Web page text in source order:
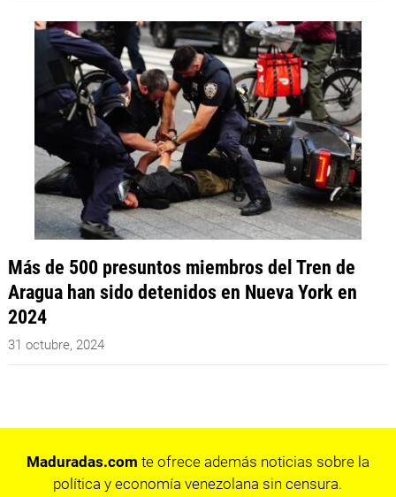
Más de 500 presuntos miembros del Tren de
Aragua han sido detenidos en Nueva York en
2024
31 octubre, 2024
Maduradas.com te ofrece además noticias sobre la
política y economía venezolana sin censura.